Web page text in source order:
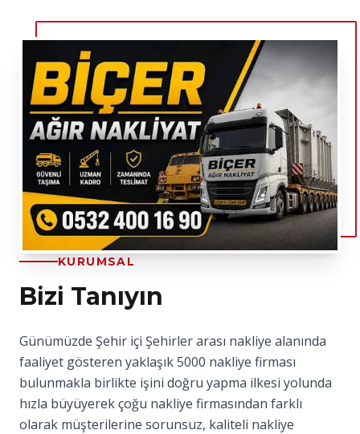
KURUMSAL
Bizi Tanıyın
Günümüzde Şehir içi Şehirler arası nakliye alanında
faaliyet gösteren yaklaşık 5000 nakliye firması
bulunmakla birlikte işini doğru yapma ilkesi yolunda
hızla büyüyerek çoğu nakliye firmasından farklı
olarak müşterilerine sorunsuz, kaliteli nakliye